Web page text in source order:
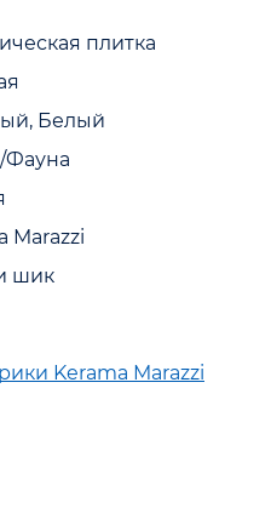
плитка
Белый
Marazzi
шик
Kerama Marazzi